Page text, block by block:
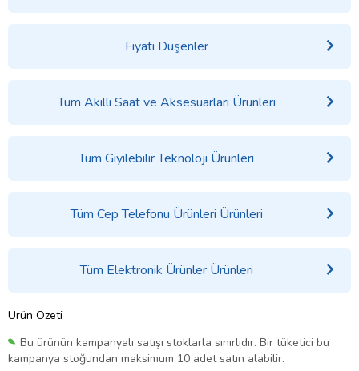
Fiyatı Düşenler
Tüm Akıllı Saat ve Aksesuarları Ürünleri
Tüm Giyilebilir Teknoloji Ürünleri
Tüm Cep Telefonu Ürünleri Ürünleri
Tüm Elektronik Ürünler Ürünleri
Ürün Özeti
Bu ürünün kampanyalı satışı stoklarla sınırlıdır. Bir tüketici bu
kampanya stoğundan maksimum 10 adet satın alabilir.